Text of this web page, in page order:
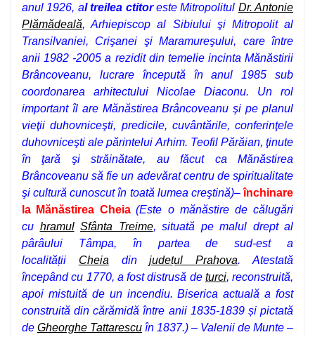
anul 1926, al treilea ctitoreste Mitropolitul Dr. Antonie
Plămădeală, Arhiepiscop al Sibiului şi Mitropolit al
Transilvaniei, Crişanei şi Maramureşului, care între
anii 1982 -2005 a rezidit din temelie incinta Mănăstirii
Brâncoveanu, lucrare începută în anul 1985 sub
coordonarea arhitectului Nicolae Diaconu. Un rol
important îl are Mănăstirea Brâncoveanu şi pe planul
vieţii duhovniceşti, predicile, cuvântările, conferinţele
duhovniceşti ale părintelui Arhim. Teofil Părăian, ţinute
în ţară şi străinătate, au făcut ca Mănăstirea
Brâncoveanu să fie un adevărat centru de spiritualitate
şi cultură cunoscut în toată lumea creştină)–închinare
la Mănăstirea Cheia (Este o mănăstire de călugări
cu hramul Sfânta Treime, situată pe malul drept al
pârâului Tâmpa, în partea de sud-est a
localității Cheia dinjudețul Prahova. Atestată
începând cu 1770, a fost distrusă de turci, reconstruită,
apoi mistuită de un incendiu. Biserica actuală a fost
construită din cărămidă între anii 1835-1839 și pictată
de Gheorghe Tattarescu în 1837.) – Valenii de Munte –